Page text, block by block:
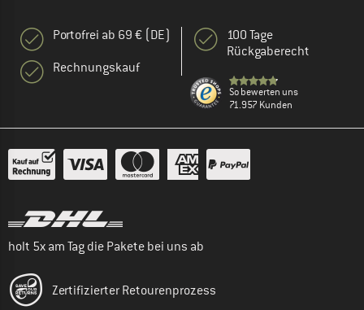
Portofrei ab 69 € (DE)
Rechnungskauf
100 Tage
Rückgaberecht
So bewerten uns
71.957 Kunden
holt 5x am Tag die Pakete bei uns ab
Zertifizierter Retourenprozess